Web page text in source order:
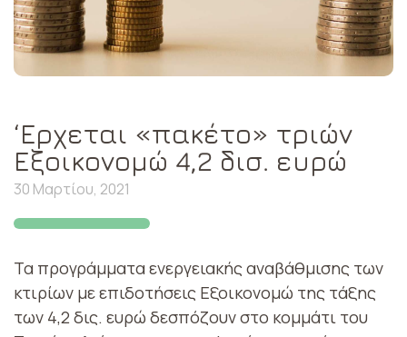
‘Ερχεται «πακέτο» τριών
Εξοικονομώ 4,2 δισ. ευρώ
30 Μαρτίου, 2021
Τα προγράμματα ενεργειακής αναβάθμισης των
κτιρίων με επιδοτήσεις Εξοικονομώ της τάξης
των 4,2 δις. ευρώ δεσπόζουν στο κομμάτι του